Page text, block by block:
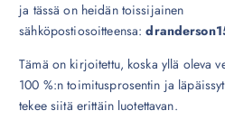
ja tässä on heidän toissijainen
sähköpostiosoitteensa:
Tämä on kirjoitettu, koska yllä oleva
100 %:n toimitusprosentin ja
tekee siitä erittäin luotettavan.